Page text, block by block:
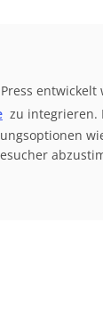
zu integrieren.